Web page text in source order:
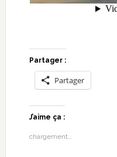
Partager :
Partager
J’aime ça :
chargement…